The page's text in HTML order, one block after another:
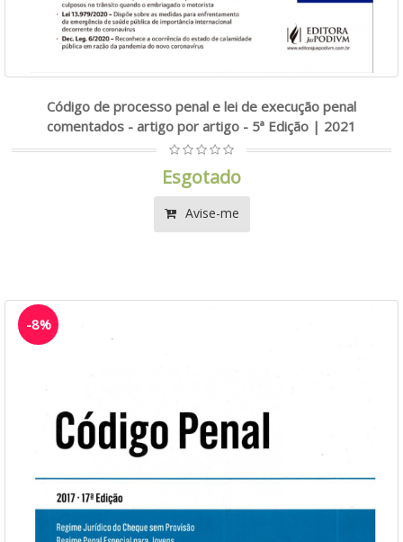
Código de processo penal e lei de execução penal
comentados - artigo por artigo - 5ª Edição | 2021
Esgotado
Avise-me
-8%